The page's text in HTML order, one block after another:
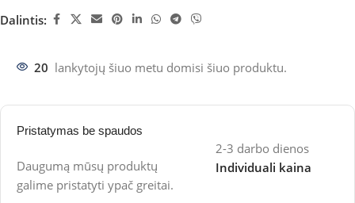
Dalintis:
20 lankytojų šiuo metu domisi šiuo produktu.
Pristatymas be spaudos
Daugumą mūsų produktų
galime pristatyti ypač greitai.
2-3 darbo dienos
Individuali kaina